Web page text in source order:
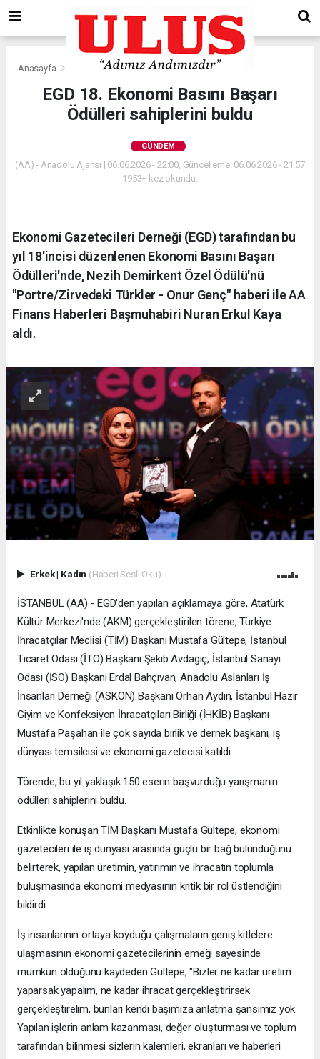
Anasayfa Gündem
EGD 18. Ekonomi Basını Başarı
Ödülleri sahiplerini buldu
GÜNDEM
(AA) - Anadolu Ajansı | 06.06.2026 - 22:00, Güncelleme: 06.06.2026 - 21:57
1953+ kez okundu.
Ekonomi Gazetecileri Derneği (EGD) tarafından bu
yıl 18'incisi düzenlenen Ekonomi Basını Başarı
Ödülleri'nde, Nezih Demirkent Özel Ödülü'nü
"Portre/Zirvedeki Türkler - Onur Genç" haberi ile AA
Finans Haberleri Başmuhabiri Nuran Erkul Kaya
aldı.
Erkek| Kadın (Haberi Sesli Oku)
İSTANBUL (AA) - EGD'den yapılan açıklamaya göre, Atatürk
Kültür Merkezi'nde (AKM) gerçekleştirilen törene, Türkiye
İhracatçılar Meclisi (TİM) Başkanı Mustafa Gültepe, İstanbul
Ticaret Odası (İTO) Başkanı Şekib Avdagiç, İstanbul Sanayi
Odası (İSO) Başkanı Erdal Bahçıvan, Anadolu Aslanları İş
İnsanları Derneği (ASKON) Başkanı Orhan Aydın, İstanbul Hazır
Giyim ve Konfeksiyon İhracatçıları Birliği (İHKİB) Başkanı
Mustafa Paşahan ile çok sayıda birlik ve dernek başkanı, iş
dünyası temsilcisi ve ekonomi gazetecisi katıldı.
Törende, bu yıl yaklaşık 150 eserin başvurduğu yarışmanın
ödülleri sahiplerini buldu.
Etkinlikte konuşan TİM Başkanı Mustafa Gültepe, ekonomi
gazetecileri ile iş dünyası arasında güçlü bir bağ bulunduğunu
belirterek, yapılan üretimin, yatırımın ve ihracatın toplumla
buluşmasında ekonomi medyasının kritik bir rol üstlendiğini
bildirdi.
İş insanlarının ortaya koyduğu çalışmaların geniş kitlelere
ulaşmasının ekonomi gazetecilerinin emeği sayesinde
mümkün olduğunu kaydeden Gültepe, "Bizler ne kadar üretim
yaparsak yapalım, ne kadar ihracat gerçekleştirirsek
gerçekleştirelim, bunları kendi başımıza anlatma şansımız yok.
Yapılan işlerin anlam kazanması, değer oluşturması ve toplum
tarafından bilinmesi sizlerin kalemleri, ekranları ve haberleri